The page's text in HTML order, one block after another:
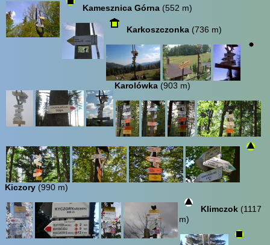
Kamesznica Górna (552 m)
Karkoszczonka (736 m)
Karolówka (903 m)
Kiczory (990 m)
Klimczok (1117
m)